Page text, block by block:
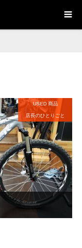
USED 商品
店長のひとりごと